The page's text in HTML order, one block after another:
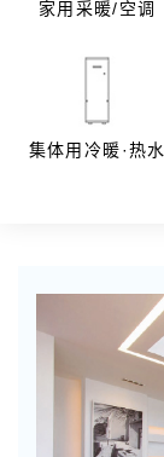
家用采暖/空调
集体用冷暖·热水